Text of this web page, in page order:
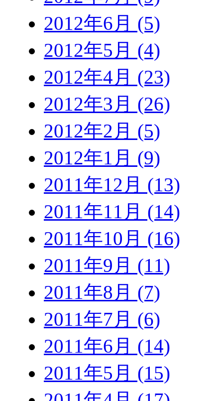
2012年6月 (5)
2012年5月 (4)
2012年4月 (23)
2012年3月 (26)
2012年2月 (5)
2012年1月 (9)
2011年12月 (13)
2011年11月 (14)
2011年10月 (16)
2011年9月 (11)
2011年8月 (7)
2011年7月 (6)
2011年6月 (14)
2011年5月 (15)